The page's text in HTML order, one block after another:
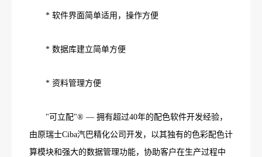
* 软件界面简单适用，操作方便
* 数据库建立简单方便
* 资料管理方便
"可立配"® — 拥有超过40年的配色软件开发经验，
由原瑞士Ciba汽巴精化公司开发，以其独有的色彩配色计
算模块和强大的数据管理功能，协助客户在生产过程中